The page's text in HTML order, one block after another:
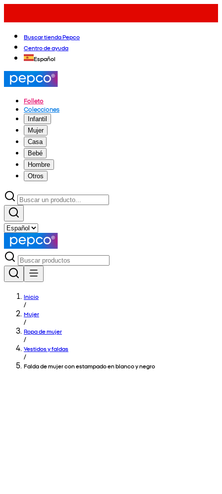
Buscar tienda Pepco
Centro de ayuda
Español
Folleto
Colecciones
Infantil
Mujer
Casa
Bebé
Hombre
Otros
Inicio
/
Mujer
/
Ropa de mujer
/
Vestidos y faldas
/
Falda de mujer con estampado en blanco y negro